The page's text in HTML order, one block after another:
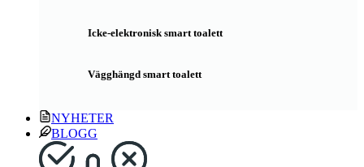
Icke-elektronisk smart toalett
Vägghängd smart toalett
NYHETER
BLOGG